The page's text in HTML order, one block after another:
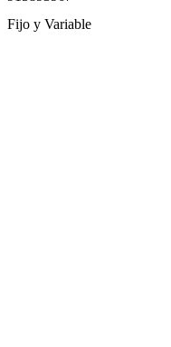
Fijo y Variable